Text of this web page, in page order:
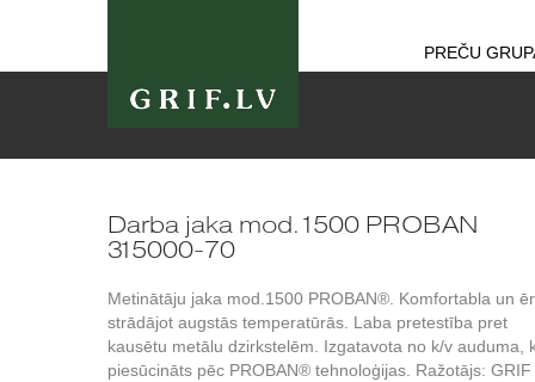
PREČU
Darba jaka mod.1500 PROBAN
315000-70
Metinātāju jaka mod.1500 PROBAN®. Komfortabla un
strādājot augstās temperatūrās. Laba pretestība pret
kausētu metālu dzirkstelēm. Izgatavota no k/v auduma,
piesūcināts pēc PROBAN® tehnoloģijas. Ražotājs: GRIF